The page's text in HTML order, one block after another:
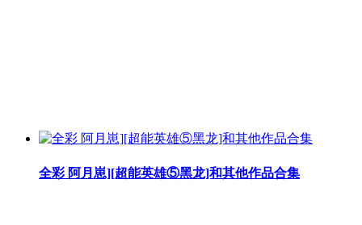
全彩 阿月崽][超能英雄⑤黑龙]和其他作品合集